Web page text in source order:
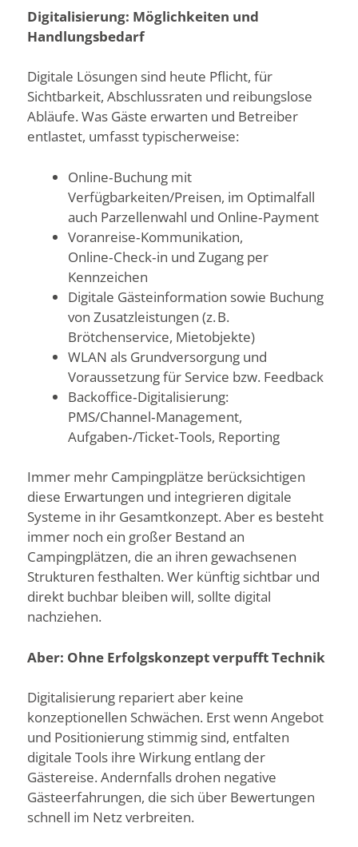
Digitalisierung: Möglichkeiten und
Handlungsbedarf
Digitale Lösungen sind heute Pflicht, für
Sichtbarkeit, Abschlussraten und reibungslose
Abläufe. Was Gäste erwarten und Betreiber
entlastet, umfasst typischerweise:
Online‑Buchung mit
Verfügbarkeiten/Preisen, im Optimalfall
auch Parzellenwahl und Online‑Payment
Voranreise‑Kommunikation,
Online‑Check‑in und Zugang per
Kennzeichen
Digitale Gästeinformation sowie Buchung
von Zusatzleistungen (z. B.
Brötchenservice, Mietobjekte)
WLAN als Grundversorgung und
Voraussetzung für Service bzw. Feedback
Backoffice‑Digitalisierung:
PMS/Channel‑Management,
Aufgaben‑/Ticket‑Tools, Reporting
Immer mehr Campingplätze berücksichtigen
diese Erwartungen und integrieren digitale
Systeme in ihr Gesamtkonzept. Aber es besteht
immer noch ein großer Bestand an
Campingplätzen, die an ihren gewachsenen
Strukturen festhalten. Wer künftig sichtbar und
direkt buchbar bleiben will, sollte digital
nachziehen.
Aber: Ohne Erfolgskonzept verpufft Technik
Digitalisierung repariert aber keine
konzeptionellen Schwächen. Erst wenn Angebot
und Positionierung stimmig sind, entfalten
digitale Tools ihre Wirkung entlang der
Gästereise. Andernfalls drohen negative
Gästeerfahrungen, die sich über Bewertungen
schnell im Netz verbreiten.